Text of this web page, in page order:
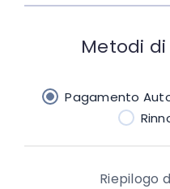
Metodi
Pagamento
Riepilogo